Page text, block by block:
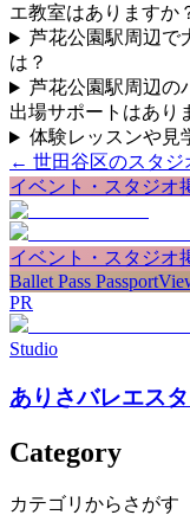
エ教室はありますか
芦花公園駅周辺で
は？
芦花公園駅周辺の
出場サポートはあり
体験レッスンや見
← 世田谷区のスタジ
イベント・スタジオ
イベント・スタジオ
Ballet Pass Passport
PR
Studio
ありさバレエス
Category
カテゴリからさがす